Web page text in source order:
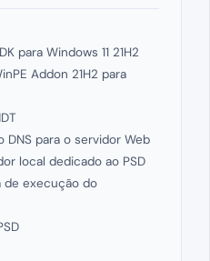
para Windows 11 21H2
Addon 21H2 para
DNS para o servidor Web
local dedicado ao PSD
de execução do